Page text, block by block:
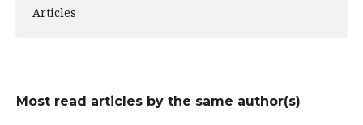
Articles
Most read articles by the same author(s)